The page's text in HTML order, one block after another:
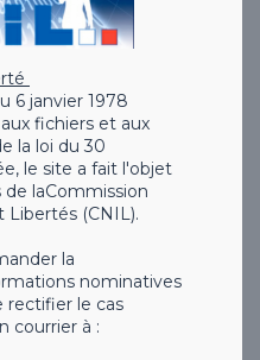
6 janvier 1978
fichiers et aux
la loi du 30
le site a fait l'objet
laCommission
Libertés (CNIL).
la
nominatives
rectifier le cas
courrier à :